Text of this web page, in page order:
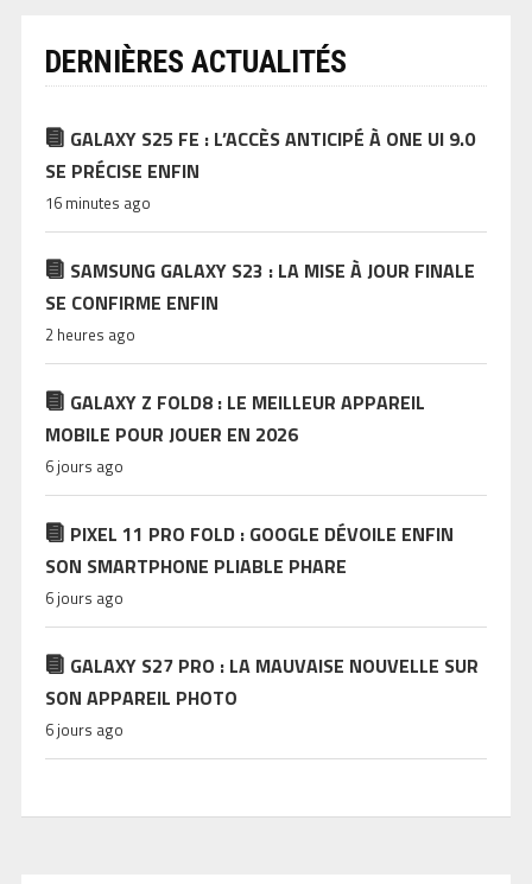
DERNIÈRES ACTUALITÉS
GALAXY S25 FE : L’ACCÈS ANTICIPÉ À ONE UI 9.0
SE PRÉCISE ENFIN
16 minutes ago
SAMSUNG GALAXY S23 : LA MISE À JOUR FINALE
SE CONFIRME ENFIN
2 heures ago
GALAXY Z FOLD8 : LE MEILLEUR APPAREIL
MOBILE POUR JOUER EN 2026
6 jours ago
PIXEL 11 PRO FOLD : GOOGLE DÉVOILE ENFIN
SON SMARTPHONE PLIABLE PHARE
6 jours ago
GALAXY S27 PRO : LA MAUVAISE NOUVELLE SUR
SON APPAREIL PHOTO
6 jours ago